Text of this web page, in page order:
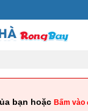
bạn hoặc Bấm vào